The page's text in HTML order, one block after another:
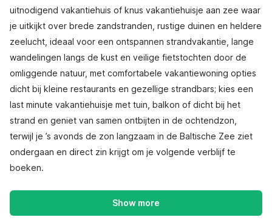
uitnodigend vakantiehuis of knus vakantiehuisje aan zee waar
je uitkijkt over brede zandstranden, rustige duinen en heldere
zeelucht, ideaal voor een ontspannen strandvakantie, lange
wandelingen langs de kust en veilige fietstochten door de
omliggende natuur, met comfortabele vakantiewoning opties
dicht bij kleine restaurants en gezellige strandbars; kies een
last minute vakantiehuisje met tuin, balkon of dicht bij het
strand en geniet van samen ontbijten in de ochtendzon,
terwijl je ’s avonds de zon langzaam in de Baltische Zee ziet
ondergaan en direct zin krijgt om je volgende verblijf te
boeken.
Show more